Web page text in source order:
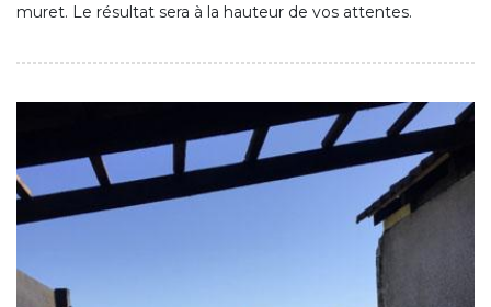
muret. Le résultat sera à la hauteur de vos attentes.